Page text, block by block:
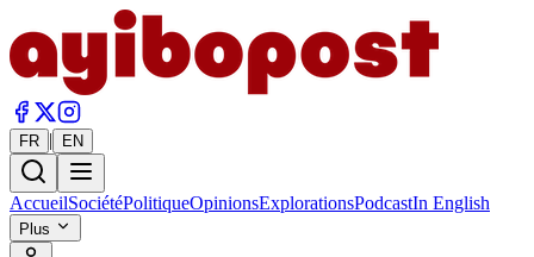
FR | EN
AccueilSociétéPolitiqueOpinionsExplorationsPodcastIn English
Plus